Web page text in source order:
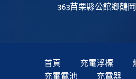
363苗栗縣公館鄉鶴
首頁 充電浮標